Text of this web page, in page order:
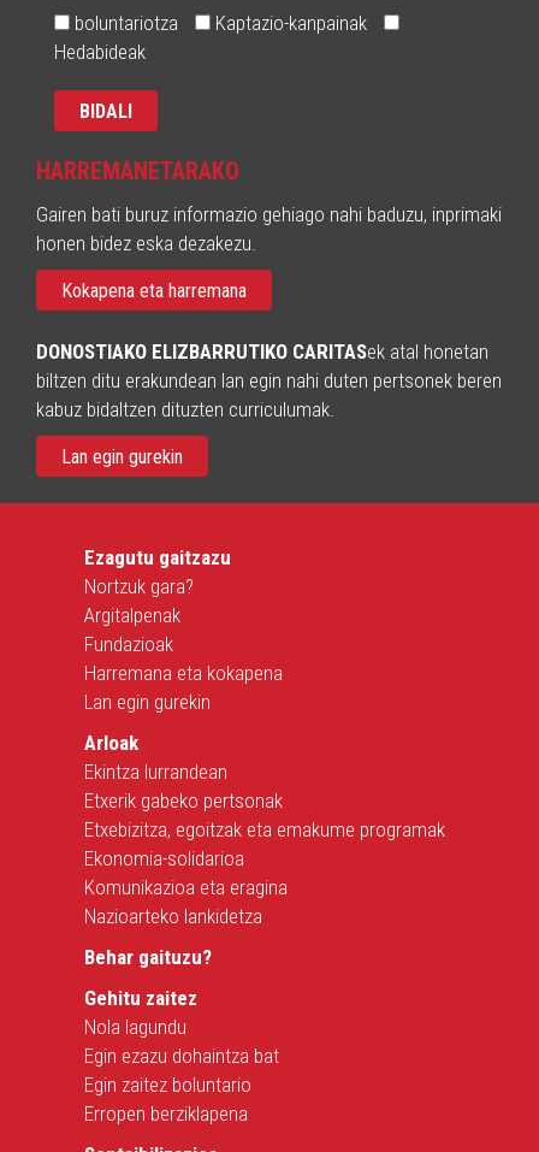
boluntariotza
Kaptazio-kanpainak
Hedabideak
HARREMANETARAKO
Gairen bati buruz informazio gehiago nahi baduzu, inprimaki
honen bidez eska dezakezu.
Kokapena eta harremana
DONOSTIAKO ELIZBARRUTIKO CARITASek atal honetan
biltzen ditu erakundean lan egin nahi duten pertsonek beren
kabuz bidaltzen dituzten curriculumak.
Lan egin gurekin
Ezagutu gaitzazu
Nortzuk gara?
Argitalpenak
Fundazioak
Harremana eta kokapena
Lan egin gurekin
Arloak
Ekintza lurrandean
Etxerik gabeko pertsonak
Etxebizitza, egoitzak eta emakume programak
Ekonomia-solidarioa
Komunikazioa eta eragina
Nazioarteko lankidetza
Behar gaituzu?
Gehitu zaitez
Nola lagundu
Egin ezazu dohaintza bat
Egin zaitez boluntario
Erropen berziklapena